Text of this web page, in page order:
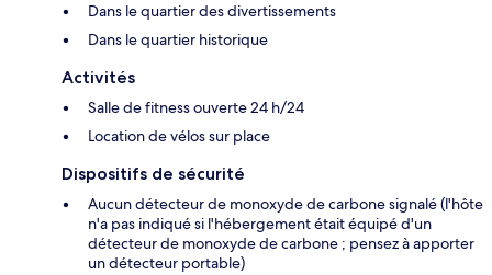
Dans le quartier des divertissements
Dans le quartier historique
Activités
Salle de fitness ouverte 24 h/24
Location de vélos sur place
Dispositifs de sécurité
Aucun détecteur de monoxyde de carbone signalé (l'hôte
n'a pas indiqué si l'hébergement était équipé d'un
détecteur de monoxyde de carbone ; pensez à apporter
un détecteur portable)